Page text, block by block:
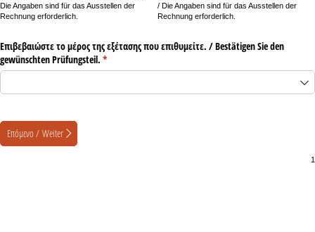
Die Angaben sind für das Ausstellen der
Rechnung erforderlich.
/ Die Angaben sind für das Ausstellen der
Rechnung erforderlich.
Επιβεβαιώστε το μέρος της εξέτασης που επιθυμείτε. /​ Bestätigen Sie den
gewünschten Prüfungsteil. *
(υποχρεωτικό)
Επόμενο / Weiter